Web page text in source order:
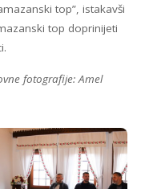
top”, istakavši
top doprinijeti
fotografije: Amel